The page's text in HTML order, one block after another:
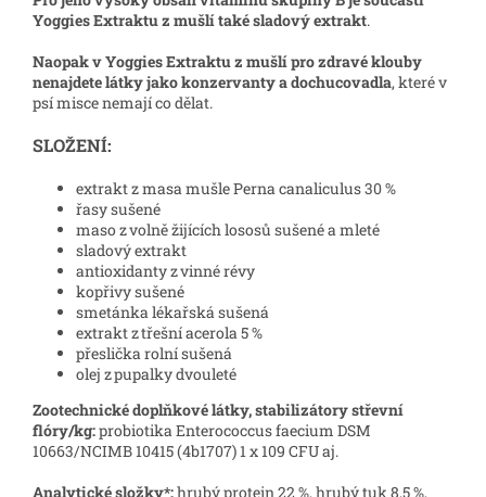
Yoggies Extraktu z mušlí také sladový extrakt.
Naopak v Yoggies Extraktu z mušlí pro zdravé klouby
nenajdete látky jako konzervanty a dochucovadla, které v
psí misce nemají co dělat.
SLOŽENÍ:
extrakt z masa mušle Perna canaliculus 30 %
řasy sušené
maso z volně žijících lososů sušené a mleté
sladový extrakt
antioxidanty z vinné révy
kopřivy sušené
smetánka lékařská sušená
extrakt z třešní acerola 5 %
přeslička rolní sušená
olej z pupalky dvouleté
Zootechnické doplňkové látky, stabilizátory střevní
flóry/kg:probiotika Enterococcus faecium DSM
10663/NCIMB 10415 (4b1707) 1 x 109 CFU aj.
Analytické složky*:hrubý protein 22 %, hrubý tuk 8,5 %,